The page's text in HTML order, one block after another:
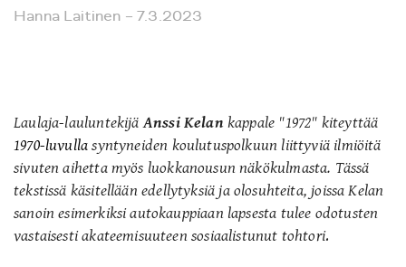
Hanna Laitinen – 7.3.2023
Laulaja-lauluntekijäAnssi Kelankappale "1972" kiteyttää
1970-luvullasyntyneiden koulutuspolkuun liittyviä ilmiöitä
sivuten aihettamyös luokkanousun näkökulmasta. Tässä
tekstissä käsitelläänedellytyksiä ja olosuhteita, joissa Kelan
sanoin esimerkiksi autokauppiaan lapsesta tulee odotusten
vastaisesti akateemisuuteen sosiaalistunut tohtori.